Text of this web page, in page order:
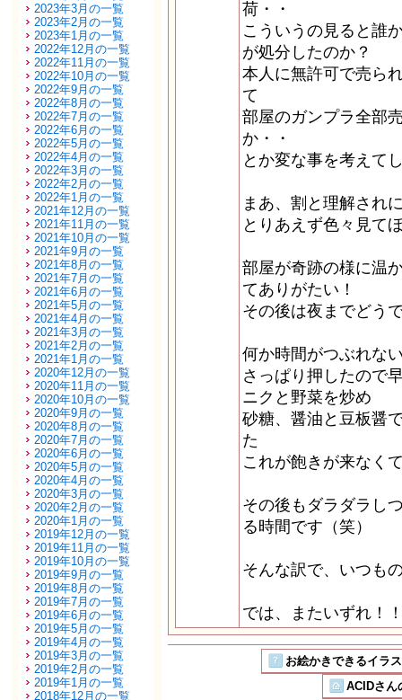
2023年3月の一覧
2023年2月の一覧
2023年1月の一覧
2022年12月の一覧
2022年11月の一覧
2022年10月の一覧
2022年9月の一覧
2022年8月の一覧
2022年7月の一覧
2022年6月の一覧
2022年5月の一覧
2022年4月の一覧
2022年3月の一覧
2022年2月の一覧
2022年1月の一覧
2021年12月の一覧
2021年11月の一覧
2021年10月の一覧
2021年9月の一覧
2021年8月の一覧
2021年7月の一覧
2021年6月の一覧
2021年5月の一覧
2021年4月の一覧
2021年3月の一覧
2021年2月の一覧
2021年1月の一覧
2020年12月の一覧
2020年11月の一覧
2020年10月の一覧
2020年9月の一覧
2020年8月の一覧
2020年7月の一覧
2020年6月の一覧
2020年5月の一覧
2020年4月の一覧
2020年3月の一覧
2020年2月の一覧
2020年1月の一覧
2019年12月の一覧
2019年11月の一覧
2019年10月の一覧
2019年9月の一覧
2019年8月の一覧
2019年7月の一覧
2019年6月の一覧
2019年5月の一覧
2019年4月の一覧
2019年3月の一覧
2019年2月の一覧
2019年1月の一覧
2018年12月の一覧
荷・・
こういうの見ると誰
が処分したのか？
本人に無許可で売ら
て
部屋のガンプラ全部
か・・
とか変な事を考えて
まあ、割と理解され
とりあえず色々見て
部屋が奇跡の様に温
てありがたい！
その後は夜までどう
何か時間がつぶれな
さっぱり押したので
ニクと野菜を炒め
砂糖、醤油と豆板醤
た
これが飽きが来なく
その後もダラダラし
る時間です（笑）
そんな訳で、いつも
では、またいずれ！
お絵かきできるイラ
ACIDさん